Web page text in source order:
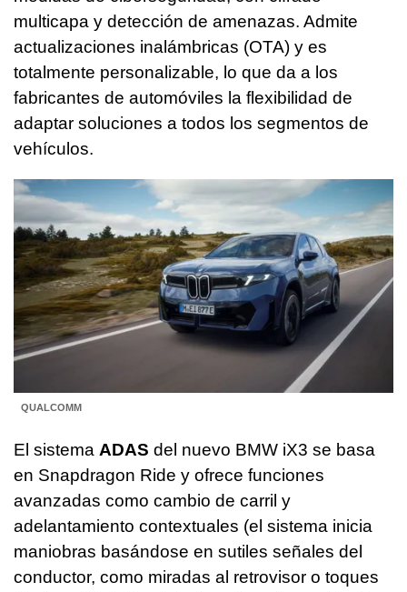
multicapa y detección de amenazas. Admite
actualizaciones inalámbricas (OTA) y es
totalmente personalizable, lo que da a los
fabricantes de automóviles la flexibilidad de
adaptar soluciones a todos los segmentos de
vehículos.
QUALCOMM
El sistema ADAS del nuevo BMW iX3 se basa
en Snapdragon Ride y ofrece funciones
avanzadas como cambio de carril y
adelantamiento contextuales (el sistema inicia
maniobras basándose en sutiles señales del
conductor, como miradas al retrovisor o toques